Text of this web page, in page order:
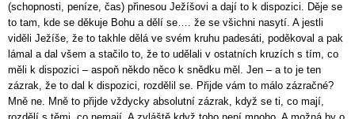
(schopnosti, peníze, čas) přinesou Ježíšovi a dají to k dispozici. Děje se
to tam, kde se děkuje Bohu a dělí se…. že se všichni nasytí. A jestli
viděli Ježíše, že to takhle dělá ve svém kruhu padesáti, poděkoval a pak
lámal a dal všem a stačilo to, že to udělali v ostatních kruzích s tím, co
měli k dispozici – aspoň někdo něco k snědku měl. Jen – a to je ten
zázrak, že to dal k dispozici, rozdělil se. Přijde vám to málo zázračné?
Mně ne. Mně to přijde vždycky absolutní zázrak, když se ti, co mají,